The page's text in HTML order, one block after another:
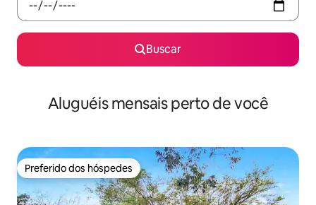
Buscar
Aluguéis mensais perto de você
Preferido dos hóspedes
Preferido dos hóspedes